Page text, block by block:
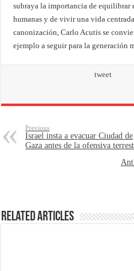
subraya la importancia de
humanas y de vivir una vida
canonización, Carlo Acutis se
ejemplo a seguir para la generación
tweet
Previous
Israel insta a evacuar Ciudad de
Gaza antes de la ofensiva
Related Articles